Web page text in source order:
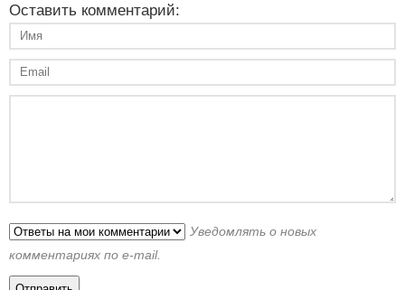
Оставить комментарий:
Уведомлять о новых
комментариях по e-mail.